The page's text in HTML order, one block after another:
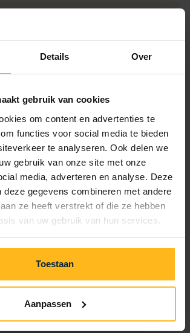
Details Over
gebruik van cookies
om content en advertenties te
functies voor social media te bieden
te analyseren. Ook delen we
gebruik van onze site met onze
media, adverteren en analyse. Deze
deze gegevens combineren met andere
ze heeft verstrekt of die ze hebben
van uw gebruik van hun services.
Toestaan
Aanpassen
in Renesse biedt
bungalows en chalets tot
De vakantiehuisjes zijn
zowel gezinnen met
als stelletjes.